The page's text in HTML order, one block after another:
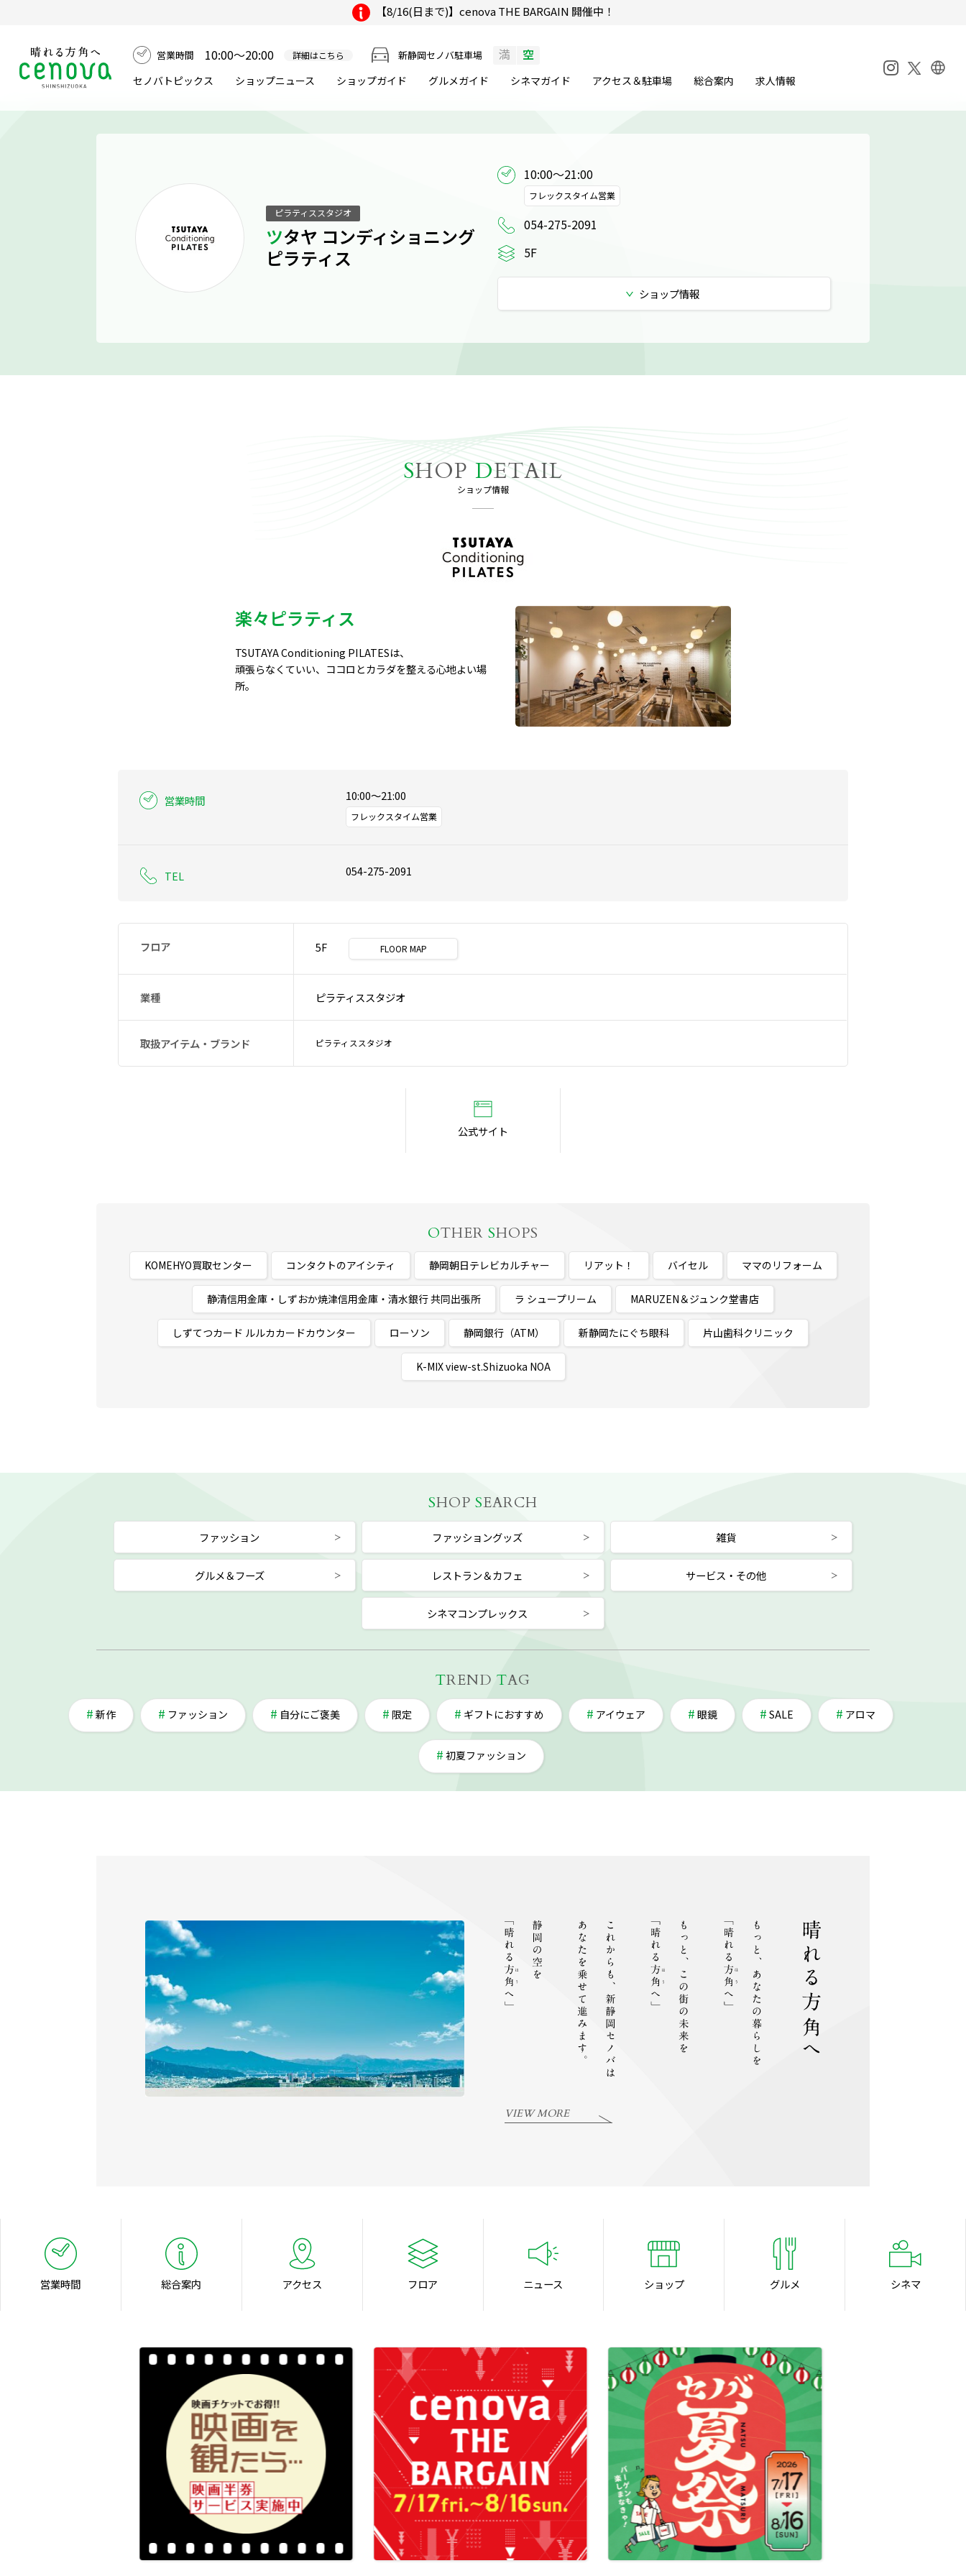
【8/16(日まで)】cenova THE BARGAIN 開催中！
営業時間 10:00～20:00 詳細はこちら 新静岡セノバ駐車場 満 空
セノバトピックス ショップニュース ショップガイド グルメガイド シネマガイド アクセス＆駐車場 総合案内 求人情報
ピラティススタジオ
ツタヤ コンディショニング
ピラティス
10:00～21:00
フレックスタイム営業
054-275-2091
5F
ショップ情報
SHOPDETAIL
ショップ情報
楽々ピラティス
TSUTAYA Conditioning PILATESは、
頑張らなくていい、ココロとカラダを整える心地よい場
所。
営業時間 10:00～21:00
フレックスタイム営業
TEL 054-275-2091
フロア 5F FLOOR MAP
業種 ピラティススタジオ
取扱アイテム・ブランド ピラティススタジオ
公式サイト
OTHER SHOPS
KOMEHYO買取センター コンタクトのアイシティ 静岡朝日テレビカルチャー リアット！ バイセル ママのリフォーム
静清信用金庫・しずおか焼津信用金庫・清水銀行 共同出張所 ラ シュープリーム MARUZEN＆ジュンク堂書店
しずてつカード ルルカカードカウンター ローソン 静岡銀行（ATM） 新静岡たにぐち眼科 片山歯科クリニック
K-MIX view-st.Shizuoka NOA
SHOP SEARCH
ファッション ファッショングッズ 雑貨
グルメ＆フーズ レストラン＆カフェ サービス・その他
シネマコンプレックス
TREND TAG
新作 ファッション 自分にご褒美 限定 ギフトにおすすめ アイウェア 眼鏡 SALE アロマ
初夏ファッション
VIEW MORE
営業時間 総合案内 アクセス フロア ニュース ショップ グルメ シネマ